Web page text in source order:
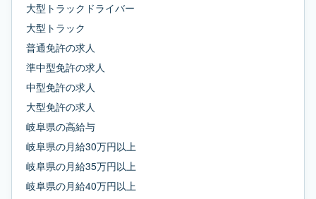
大型トラックドライバー
大型トラック
普通免許の求人
準中型免許の求人
中型免許の求人
大型免許の求人
岐阜県の高給与
岐阜県の月給30万円以上
岐阜県の月給35万円以上
岐阜県の月給40万円以上